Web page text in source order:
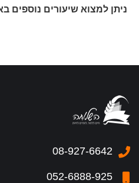
ניתן למצוא שיעורים נוספים
08-927-6642
052-6888-925